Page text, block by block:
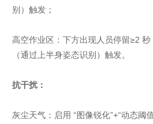
别）触发；
高空作业区：下方出现人员停留≥2 秒
（通过上半身姿态识别）触发。
抗干扰：
灰尘天气：启用 “图像锐化”+“动态阈